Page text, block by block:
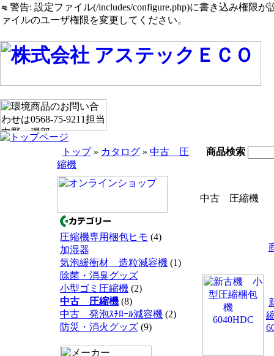
警告: 設定ファイル(/includes/configure.php)に書き込み権限が
ァイルのユーザ権限を変更してください。
トップ» カタログ » 中古 圧
縮機
商品検索
圧縮機専用梱包ヒモ (4)
加湿器
気泡緩衝材 造粒減容機 (1)
除菌・消臭グッズ
小型ゴミ圧縮機 (2)
中古 圧縮機 (8)
中古 発泡ｽﾁﾛｰﾙ減容機 (2)
防災・消火グッズ (9)
中古 圧縮機